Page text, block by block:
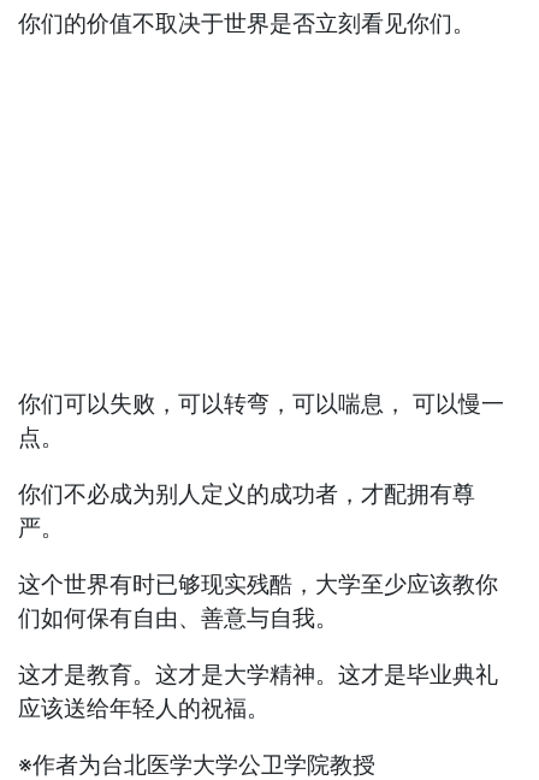
你们的价值不取决于世界是否立刻看见你们。
你们可以失败，可以转弯，可以喘息， 可以慢一
点。
你们不必成为别人定义的成功者，才配拥有尊
严。
这个世界有时已够现实残酷，大学至少应该教你
们如何保有自由、善意与自我。
这才是教育。这才是大学精神。这才是毕业典礼
应该送给年轻人的祝福。
※作者为台北医学大学公卫学院教授